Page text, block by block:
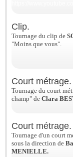
Clip.
Tournage du clip de
"Moins que vous".
Court métrage.
Tournage du court
champ" deClara
Court métrage.
Tournage d'un court
sous la direction de
MENIELLE.